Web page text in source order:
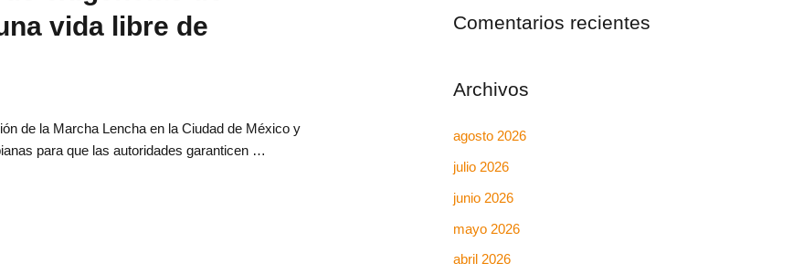
vida libre de
de la Marcha Lencha en la Ciudad de México y
para que las autoridades garanticen …
Comentarios recientes
Archivos
agosto 2026
julio 2026
junio 2026
mayo 2026
abril 2026